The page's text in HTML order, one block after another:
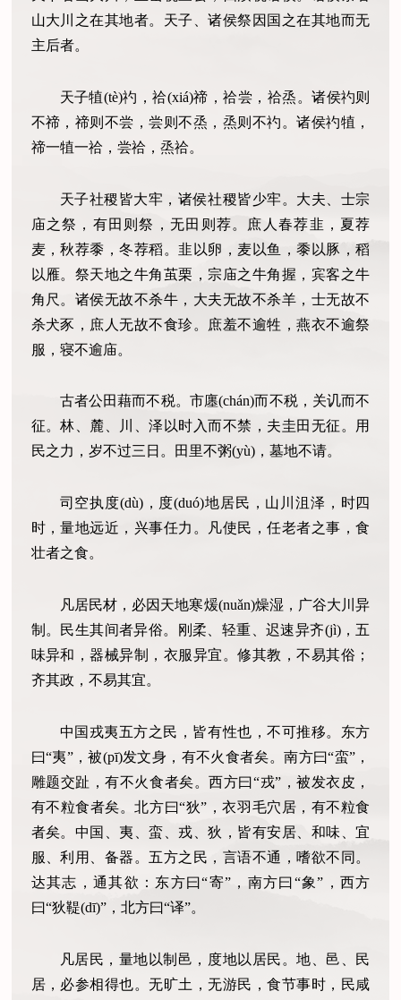
山大川之在其地者。天子、诸侯祭因国之在其地而无
主后者。
天子犆(tè)礿，祫(xiá)禘，祫尝，祫烝。诸侯礿则
不禘，禘则不尝，尝则不烝，烝则不礿。诸侯礿犆，
禘一犆一祫，尝祫，烝祫。
天子社稷皆大牢，诸侯社稷皆少牢。大夫、士宗
庙之祭，有田则祭，无田则荐。庶人春荐韭，夏荐
麦，秋荐黍，冬荐稻。韭以卵，麦以鱼，黍以豚，稻
以雁。祭天地之牛角茧栗，宗庙之牛角握，宾客之牛
角尺。诸侯无故不杀牛，大夫无故不杀羊，士无故不
杀犬豕，庶人无故不食珍。庶羞不逾牲，燕衣不逾祭
服，寝不逾庙。
古者公田藉而不税。市廛(chán)而不税，关讥而不
征。林、麓、川、泽以时入而不禁，夫圭田无征。用
民之力，岁不过三日。田里不粥(yù)，墓地不请。
司空执度(dù)，度(duó)地居民，山川沮泽，时四
时，量地远近，兴事任力。凡使民，任老者之事，食
壮者之食。
凡居民材，必因天地寒煖(nuǎn)燥湿，广谷大川异
制。民生其间者异俗。刚柔、轻重、迟速异齐(jì)，五
味异和，器械异制，衣服异宜。修其教，不易其俗；
齐其政，不易其宜。
中国戎夷五方之民，皆有性也，不可推移。东方
曰“夷”，被(pī)发文身，有不火食者矣。南方曰“蛮”，
雕题交趾，有不火食者矣。西方曰“戎”，被发衣皮，
有不粒食者矣。北方曰“狄”，衣羽毛穴居，有不粒食
者矣。中国、夷、蛮、戎、狄，皆有安居、和味、宜
服、利用、备器。五方之民，言语不通，嗜欲不同。
达其志，通其欲：东方曰“寄”，南方曰“象”，西方
曰“狄鞮(dī)”，北方曰“译”。
凡居民，量地以制邑，度地以居民。地、邑、民
居，必参相得也。无旷土，无游民，食节事时，民咸